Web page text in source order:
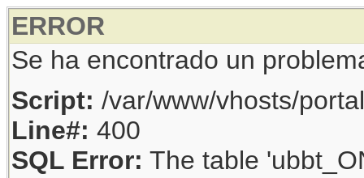
ERROR
Se ha encontrado un
Script: /var/www/vhosts/
Line#: 400
SQL Error: The table